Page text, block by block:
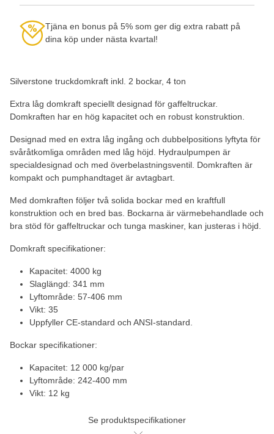
Silverstone truckdomkraft inkl. 2 bockar, 4 ton
Extra låg domkraft speciellt designad för gaffeltruckar.
Domkraften har en hög kapacitet och en robust konstruktion.
Designad med en extra låg ingång och dubbelpositions lyftyta för
svåråtkomliga områden med låg höjd. Hydraulpumpen är
specialdesignad och med överbelastningsventil. Domkraften är
kompakt och pumphandtaget är avtagbart.
Med domkraften följer två solida bockar med en kraftfull
konstruktion och en bred bas. Bockarna är värmebehandlade och
bra stöd för gaffeltruckar och tunga maskiner, kan justeras i höjd.
Domkraft specifikationer:
Kapacitet: 4000 kg
Slaglängd: 341 mm
Lyftområde: 57-406 mm
Vikt: 35
Uppfyller CE-standard och ANSI-standard.
Bockar specifikationer:
Kapacitet: 12 000 kg/par
Lyftområde: 242-400 mm
Vikt: 12 kg
Se produktspecifikationer
Tjäna en bonus på 5% som ger dig extra rabatt på
dina köp under nästa kvartal!